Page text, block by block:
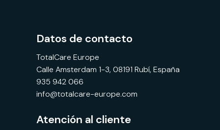
Datos de contacto
TotalCare Europe
Calle Amsterdam 1-3, 08191 Rubí, España
935 942 066
info@totalcare-europe.com
Atención al cliente